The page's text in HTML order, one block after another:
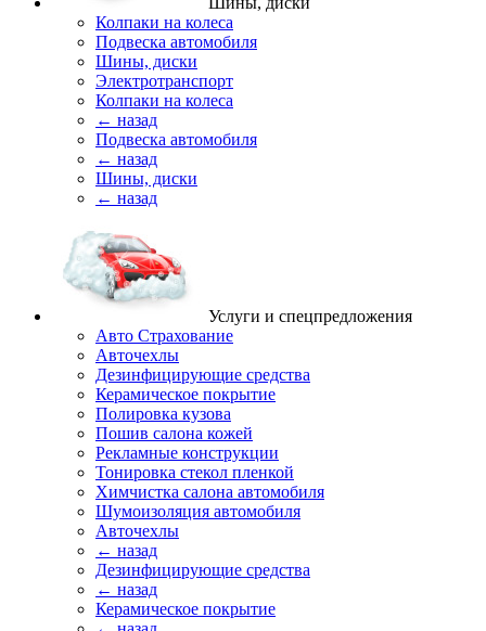
Колпаки на колеса
Подвеска автомобиля
Шины, диски
Электротранспорт
Колпаки на колеса
← назад
Подвеска автомобиля
← назад
Шины, диски
← назад
Услуги и спецпредложения
Авто Страхование
Авточехлы
Дезинфицирующие средства
Керамическое покрытие
Полировка кузова
Пошив салона кожей
Рекламные конструкции
Тонировка стекол пленкой
Химчистка салона автомобиля
Шумоизоляция автомобиля
Авточехлы
← назад
Дезинфицирующие средства
← назад
Керамическое покрытие